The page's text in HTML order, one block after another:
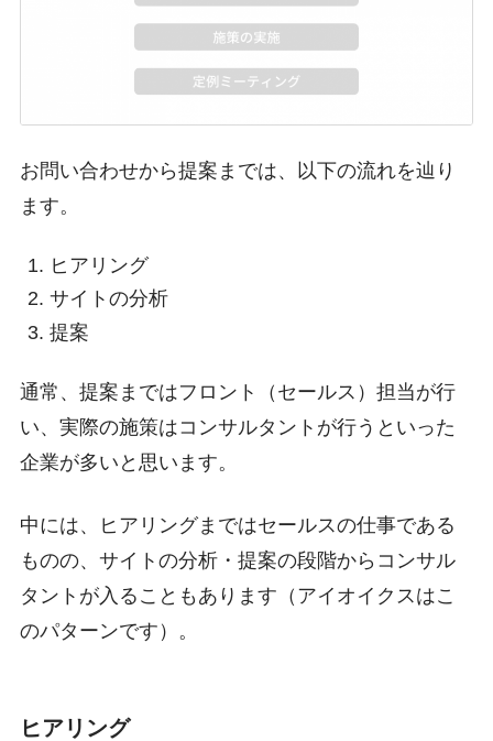
お問い合わせから提案までは、以下の流れを辿り
ます。
ヒアリング
サイトの分析
提案
通常、提案まではフロント（セールス）担当が行
い、実際の施策はコンサルタントが行うといった
企業が多いと思います。
中には、ヒアリングまではセールスの仕事である
ものの、サイトの分析・提案の段階からコンサル
タントが入ることもあります（アイオイクスはこ
のパターンです）。
ヒアリング